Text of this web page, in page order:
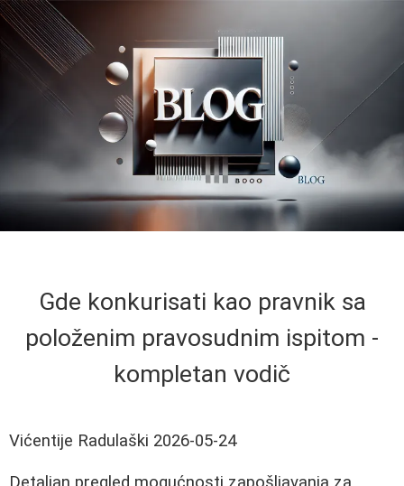
Gde konkurisati kao pravnik sa
položenim pravosudnim ispitom -
kompletan vodič
Vićentije Radulaški 2026-05-24